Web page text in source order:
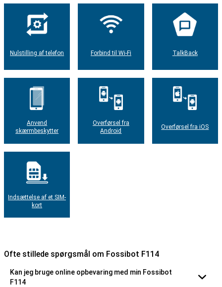
Nulstilling af telefon Forbind til Wi-Fi TalkBack
Anvend
skærmbeskytter
Overførsel fra
Android
Overførsel fra iOS
Indsættelse af et SIM-
kort
Ofte stillede spørgsmål om Fossibot F114
Kan jeg bruge online opbevaring med min Fossibot
F114